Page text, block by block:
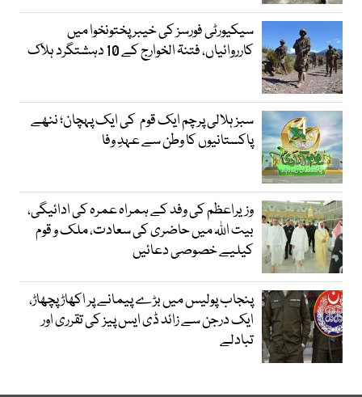
سیکیورٹی فورسز کی خیبر پختونخوا میں
کارروائیاں، فتنۃ الخوارج کے 10 دہشتگرد ہلاک
سبز ہلالی پرچم ایک قوم کی ایک پہچان؛ ننھے
پاکستانیوں کا وطن سے عہدِ وفا
وزیراعظم کی وفد کے ہمراہ عمرہ کی ادائیگی،
بیت اللہ میں حاضری کی سعادت، ملک و قوم
کیلیے خصوصی دعائیں
پنجاب پولیس میں بڑے پیمانے پر اکھاڑ پچھاڑ،
ایک درجن سے زائد ڈی ایس پیز کی تقرری اور
تبادلے